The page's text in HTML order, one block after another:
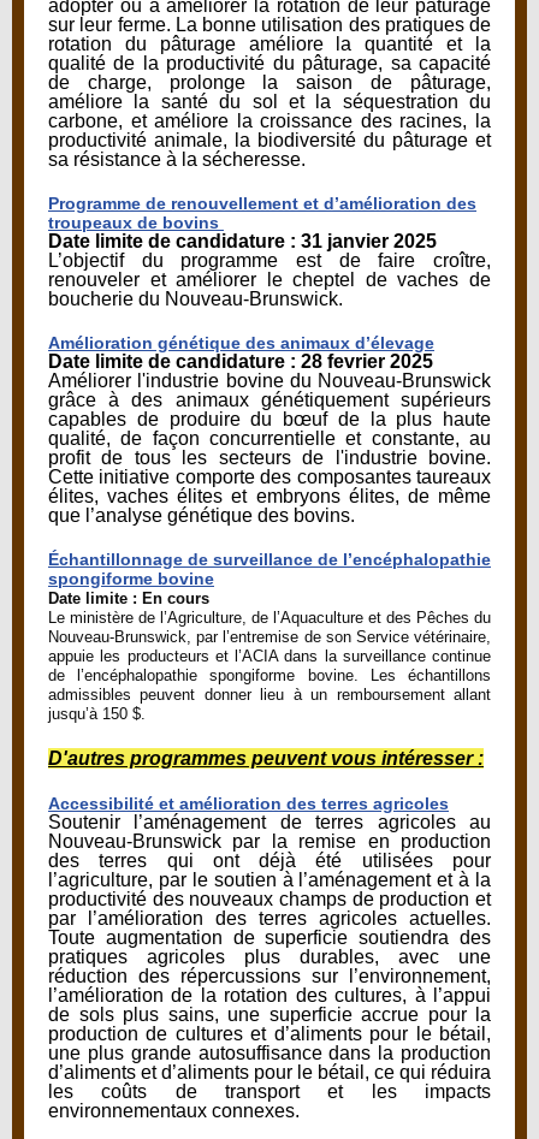
adopter ou à améliorer la rotation de leur pâturage
sur leur ferme. La bonne utilisation des pratiques de
rotation du pâturage améliore la quantité et la
qualité de la productivité du pâturage, sa capacité
de charge, prolonge la saison de pâturage,
améliore la santé du sol et la séquestration du
carbone, et améliore la croissance des racines, la
productivité animale, la biodiversité du pâturage et
sa résistance à la sécheresse.
Programme de renouvellement et d’amélioration des
troupeaux de bovins
Date limite de candidature : 31 janvier 2025
L’objectif du programme est de faire croître,
renouveler et améliorer le cheptel de vaches de
boucherie du Nouveau-Brunswick.
Amélioration génétique des animaux d’élevage
Date limite de candidature : 28 fevrier 2025
Améliorer l'industrie bovine du Nouveau-Brunswick
grâce à des animaux génétiquement supérieurs
capables de produire du bœuf de la plus haute
qualité, de façon concurrentielle et constante, au
profit de tous les secteurs de l'industrie bovine.
Cette initiative comporte des composantes taureaux
élites, vaches élites et embryons élites, de même
que l’analyse génétique des bovins.
Échantillonnage de surveillance de l’encéphalopathie
spongiforme bovine
Date limite : En cours
Le ministère de l’Agriculture, de l’Aquaculture et des Pêches du
Nouveau-Brunswick, par l’entremise de son Service vétérinaire,
appuie les producteurs et l’ACIA dans la surveillance continue
de l’encéphalopathie spongiforme bovine. Les échantillons
admissibles peuvent donner lieu à un remboursement allant
jusqu’à 150 $.
D'autres programmes peuvent vous intéresser :
Accessibilité et amélioration des terres agricoles
Soutenir l’aménagement de terres agricoles au
Nouveau-Brunswick par la remise en production
des terres qui ont déjà été utilisées pour
l’agriculture, par le soutien à l’aménagement et à la
productivité des nouveaux champs de production et
par l’amélioration des terres agricoles actuelles.
Toute augmentation de superficie soutiendra des
pratiques agricoles plus durables, avec une
réduction des répercussions sur l’environnement,
l’amélioration de la rotation des cultures, à l’appui
de sols plus sains, une superficie accrue pour la
production de cultures et d’aliments pour le bétail,
une plus grande autosuffisance dans la production
d’aliments et d’aliments pour le bétail, ce qui réduira
les coûts de transport et les impacts
environnementaux connexes.